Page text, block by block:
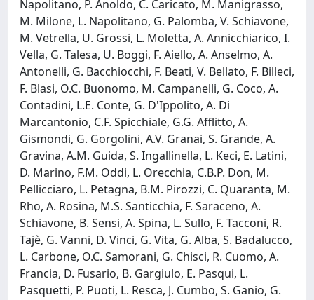
Napolitano, P. Anoldo, C. Caricato, M. Manigrasso,
M. Milone, L. Napolitano, G. Palomba, V. Schiavone,
M. Vetrella, U. Grossi, L. Moletta, A. Annicchiarico, I.
Vella, G. Talesa, U. Boggi, F. Aiello, A. Anselmo, A.
Antonelli, G. Bacchiocchi, F. Beati, V. Bellato, F. Billeci,
F. Blasi, O.C. Buonomo, M. Campanelli, G. Coco, A.
Contadini, L.E. Conte, G. D'Ippolito, A. Di
Marcantonio, C.F. Spicchiale, G.G. Afflitto, A.
Gismondi, G. Gorgolini, A.V. Granai, S. Grande, A.
Gravina, A.M. Guida, S. Ingallinella, L. Keci, E. Latini,
D. Marino, F.M. Oddi, L. Orecchia, C.B.P. Don, M.
Pellicciaro, L. Petagna, B.M. Pirozzi, C. Quaranta, M.
Rho, A. Rosina, M.S. Santicchia, F. Saraceno, A.
Schiavone, B. Sensi, A. Spina, L. Sullo, F. Tacconi, R.
Tajè, G. Vanni, D. Vinci, G. Vita, G. Alba, S. Badalucco,
L. Carbone, O.C. Samorani, G. Chisci, R. Cuomo, A.
Francia, D. Fusario, B. Gargiulo, E. Pasqui, L.
Pasquetti, P. Puoti, L. Resca, J. Cumbo, S. Ganio, G.